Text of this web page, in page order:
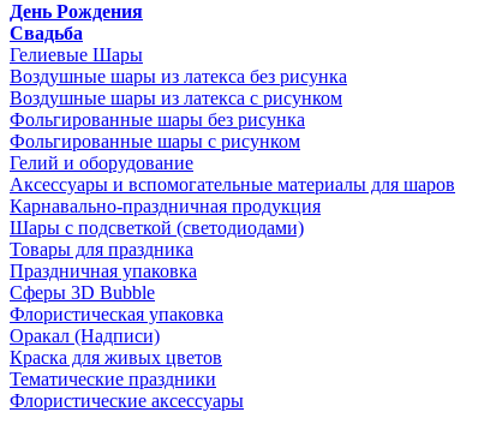
День Рождения
Свадьба
Гелиевые Шары
Воздушные шары из латекса без рисунка
Воздушные шары из латекса с рисунком
Фольгированные шары без рисунка
Фольгированные шары с рисунком
Гелий и оборудование
Аксессуары и вспомогательные материалы для шаров
Карнавально-праздничная продукция
Шары с подсветкой (светодиодами)
Товары для праздника
Праздничная упаковка
Сферы 3D Bubble
Флористическая упаковка
Оракал (Надписи)
Краска для живых цветов
Тематические праздники
Флористические аксессуары